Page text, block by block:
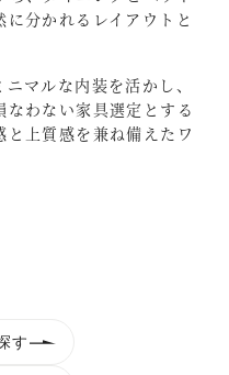
分かれるレイアウトと
マルな内装を活かし、
なわない家具選定とする
と上質感を兼ね備えたワ
す